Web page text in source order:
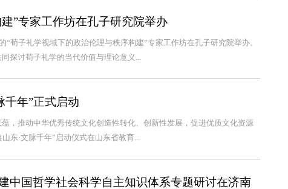
”专家工作坊在孔子研究院举办
荀子礼学视域下的政治伦理与秩序构建”专家工作坊在孔子研究院举办。
探讨荀子礼学的当代价值与理论意义...
千年”正式启动
，推动中华优秀传统文化创造性转化、创新性发展，促进优质文化资源
东·文脉千年”启动仪式在山东省教育...
国哲学社会科学自主知识体系专题研讨在济南